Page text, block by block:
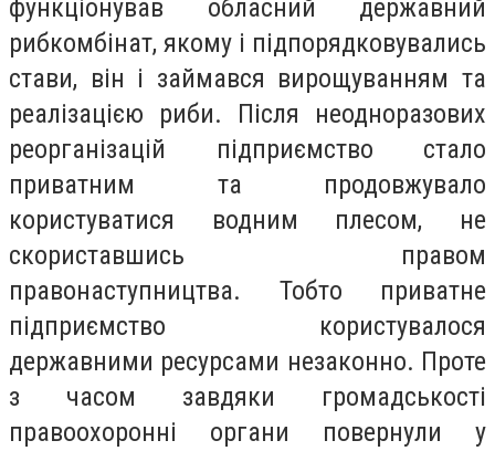
функціонував обласний державний
рибкомбінат, якому і підпорядковувались
стави, він і займався вирощуванням та
реалізацією риби. Після неодноразових
реорганізацій підприємство стало
приватним та продовжувало
користуватися водним плесом, не
скориставшись правом
правонаступництва. Тобто приватне
підприємство користувалося
державними ресурсами незаконно. Проте
з часом завдяки громадськості
правоохоронні органи повернули у